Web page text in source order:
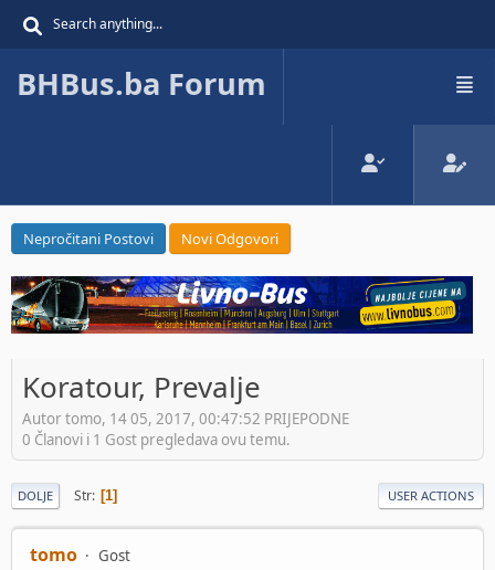
BHBus.ba Forum
Nepročitani Postovi Novi Odgovori
Koratour, Prevalje
Autor tomo, 14 05, 2017, 00:47:52 PRIJEPODNE
0 Članovi i 1 Gost pregledava ovu temu.
DOLJE Str 1 USER ACTIONS
tomo Gost